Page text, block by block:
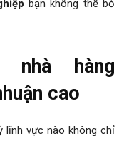
bạn không thể bỏ
nhà hàng
cao
lĩnh vực nào không chỉ